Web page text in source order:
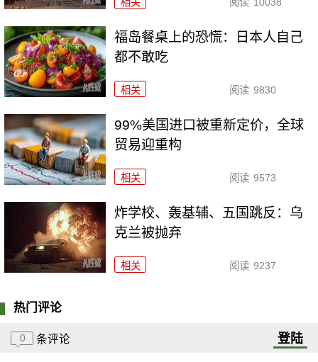
福岛餐桌上的恐慌：日本人自己
都不敢吃
相关 阅读 9830
99%美国进口被重新定价，全球
贸易迎重构
相关 阅读 9573
炸学校、轰基辅、五国跳反：乌
克兰被抛弃
相关 阅读 9237
热门评论
0 条评论 登陆